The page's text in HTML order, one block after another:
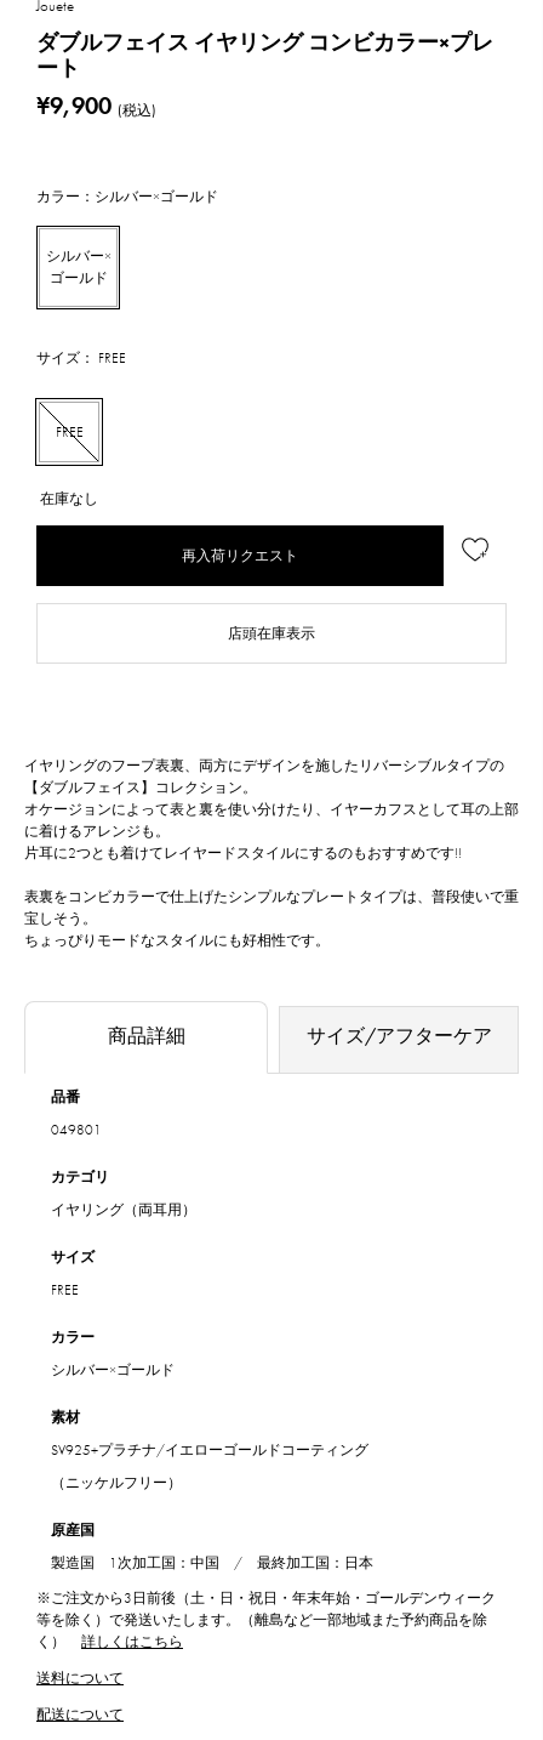
Jouete
ダブルフェイス イヤリング コンビカラー×プレ
ート
¥9,900 (税込)
カラー：シルバー×ゴールド
シルバー×
ゴールド
サイズ： FREE
FREE
在庫なし
再入荷リクエスト
店頭在庫表示
イヤリングのフープ表裏、両方にデザインを施したリバーシブルタイプの
【ダブルフェイス】コレクション。
オケージョンによって表と裏を使い分けたり、イヤーカフスとして耳の上部
に着けるアレンジも。
片耳に2つとも着けてレイヤードスタイルにするのもおすすめです!!
表裏をコンビカラーで仕上げたシンプルなプレートタイプは、普段使いで重
宝しそう。
ちょっぴりモードなスタイルにも好相性です。
商品詳細 サイズ/アフターケア
品番
049801
カテゴリ
イヤリング（両耳用）
サイズ
FREE
カラー
シルバー×ゴールド
素材
SV925+プラチナ/イエローゴールドコーティング
（ニッケルフリー）
原産国
製造国 1次加工国：中国 / 最終加工国：日本
※ご注文から3日前後（土・日・祝日・年末年始・ゴールデンウィーク
等を除く）で発送いたします。（離島など一部地域また予約商品を除
く）
詳しくはこちら
送料について
配送について